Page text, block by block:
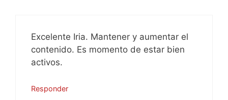
Excelente Iria. Mantener y aumentar el
contenido. Es momento de estar bien
activos.
Responder